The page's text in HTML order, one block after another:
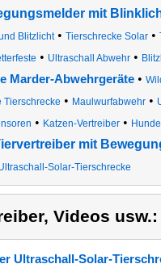
mit
Blitzlicht• Tierschrecke Solar•
• Ultraschall Abwehr •
Marder-Abwehrgeräte •
Tierschrecke • Maulwurfabwehr•
• Katzen-Vertreiber •
mit
Solar-Tierschrecke
Videos usw.:
Ultraschall-Solar-